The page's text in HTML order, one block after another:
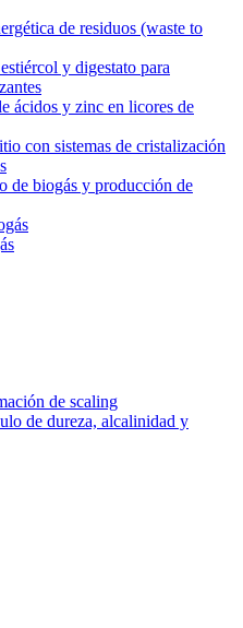
de residuos (waste to
y digestato para
ácidos y zinc en licores de
con sistemas de cristalización
de biogás y producción de
de scaling
de dureza, alcalinidad y